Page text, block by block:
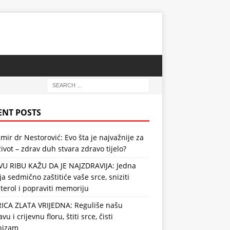
POSTS
dr Nestorović: Evo šta je najvažnije za
– zdrav duh stvara zdravo tijelo?
RIBU KAŽU DA JE NAJZDRAVIJA: Jedna
sedmično zaštitiće vaše srce, sniziti
i popraviti memoriju
ZLATA VRIJEDNA: Reguliše našu
i crijevnu floru, štiti srce, čisti